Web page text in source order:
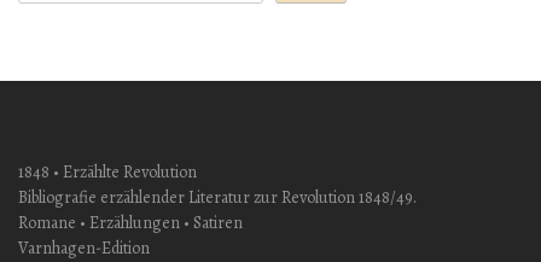
1848 • Erzählte Revolution
Bibliografie erzählender Literatur zur Revolution 1848/49.
Romane • Erzählungen • Satiren
Varnhagen-Edition